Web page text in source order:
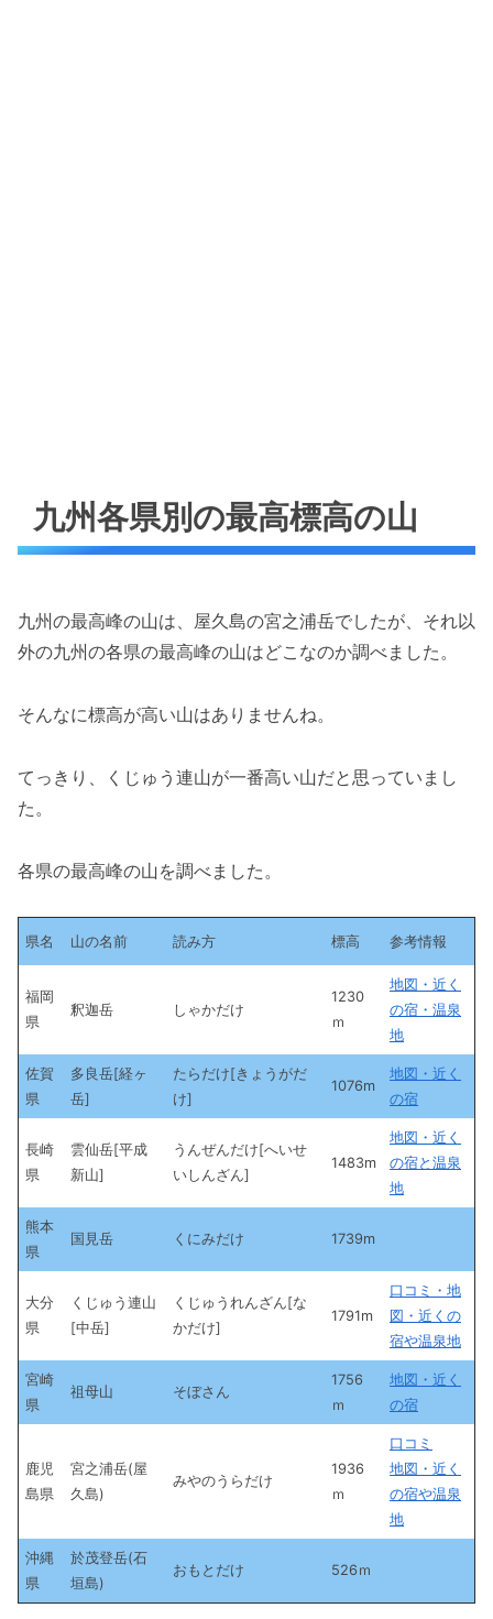
九州各県別の最高標高の山
九州の最高峰の山は、屋久島の宮之浦岳でしたが、それ以
外の九州の各県の最高峰の山はどこなのか調べました。
そんなに標高が高い山はありませんね。
てっきり、くじゅう連山が一番高い山だと思っていまし
た。
各県の最高峰の山を調べました。
県名 山の名前 読み方 標高 参考情報
福岡
県
釈迦岳 しゃかだけ
1230
ｍ
地図・近く
の宿・温泉
地
佐賀
県
多良岳[経ヶ
岳]
たらだけ[きょうがだ
け]
1076m
地図・近く
の宿
長崎
県
雲仙岳[平成
新山]
うんぜんだけ[へいせ
いしんざん]
1483m
地図・近く
の宿と温泉
地
熊本
県
国見岳 くにみだけ 1739m
大分
県
くじゅう連山
[中岳]
くじゅうれんざん[な
かだけ]
1791m
口コミ・地
図・近くの
宿や温泉地
宮崎
県
祖母山 そぼさん
1756
ｍ
地図・近く
の宿
鹿児
島県
宮之浦岳(屋
久島)
みやのうらだけ
1936
ｍ
口コミ
地図・近く
の宿や温泉
地
沖縄
県
於茂登岳(石
垣島)
おもとだけ 526ｍ